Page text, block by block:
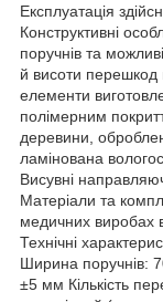
Експлуатація
Конструктивні
поручнів та
й висоти перешкод
елементи
полімерним
деревини,
ламінована
Висувні
Матеріали та
медичних виробах
Технічні
Ширина поручнів:
±5 мм Кількість